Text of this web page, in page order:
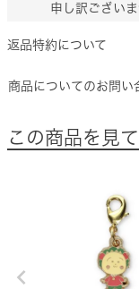
申し訳ござい
返品特約について
商品についてのお問い
この商品を見